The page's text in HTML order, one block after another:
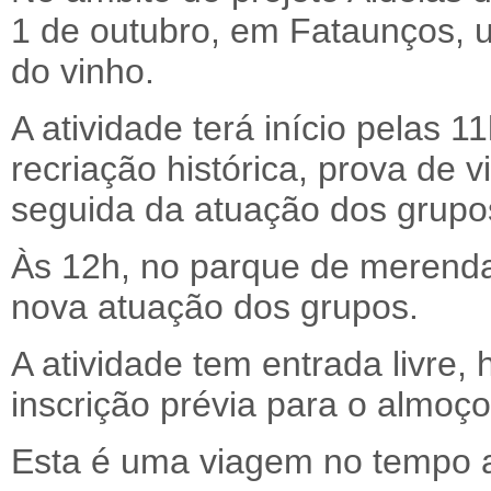
1 de outubro, em Fataunços,
do vinho.
A atividade terá início pelas
recriação histórica, prova de
seguida da atuação dos
Às 12h, no parque de
nova atuação dos grupos.
A atividade tem entrada livre,
inscrição prévia para o
Esta é uma viagem no tempo